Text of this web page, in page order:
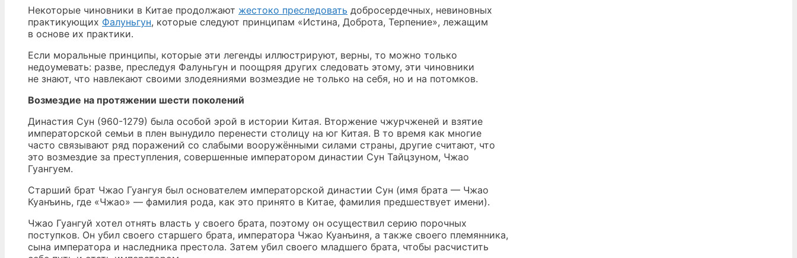
Некоторые чиновники в Китае продолжают жестоко преследовать добросердечных, невиновных
практикующих Фалуньгун, которые следуют принципам «Истина, Доброта, Терпение», лежащим
в основе их практики.
Если моральные принципы, которые эти легенды иллюстрируют, верны, то можно только
недоумевать: разве, преследуя Фалуньгун и поощряя других следовать этому, эти чиновники
не знают, что навлекают своими злодеяниями возмездие не только на себя, но и на потомков.
Возмездие на протяжении шести поколений
Династия Сун (960-1279) была особой эрой в истории Китая. Вторжение чжурчженей и взятие
императорской семьи в плен вынудило перенести столицу на юг Китая. В то время как многие
часто связывают ряд поражений со слабыми вооружёнными силами страны, другие считают, что
это возмездие за преступления, совершенные императором династии Сун Тайцзуном, Чжао
Гуангуем.
Старший брат Чжао Гуангуя был основателем императорской династии Сун (имя брата — Чжао
Куанъинь, где «Чжао» — фамилия рода, как это принято в Китае, фамилия предшествует имени).
Чжао Гуангуй хотел отнять власть у своего брата, поэтому он осуществил серию порочных
поступков. Он убил своего старшего брата, императора Чжао Куанъиня, а также своего племянника,
сына императора и наследника престола. Затем убил своего младшего брата, чтобы расчистить